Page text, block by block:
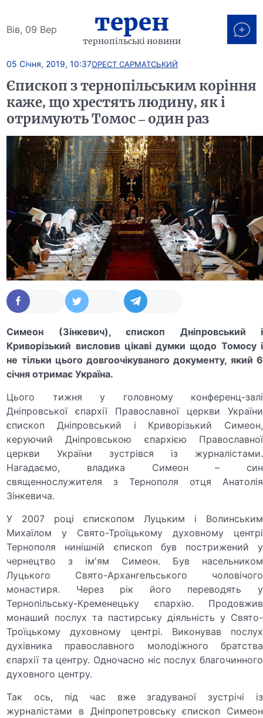
Вів, 09 Вер терен
тернопільські новини
05 Січня, 2019, 10:37ОРЕСТ САРМАТСЬКИЙ
Єпископ з тернопільським коріння
каже, що хрестять людину, як і
отримують Томос – один раз
Симеон (Зінкевич), єпископ Дніпровський і
Криворізький висловив цікаві думки щодо Томосу і
не тільки цього довгоочікуваного документу, який 6
січня отримає Україна.
Цього тижня у головному конференц-залі
Дніпровської єпархії Православної церкви України
єпископ Дніпровський і Криворізький Симеон,
керуючий Дніпровською єпархією Православної
церкви України зустрівся із журналістами.
Нагадаємо, владика Симеон – син
священнослужителя з Тернополя отця Анатолія
Зінкевича.
У 2007 році єпископом Луцьким і Волинським
Михаїлом у Свято-Троїцькому духовному центрі
Тернополя нинішній єпископ був пострижений у
чернецтво з ім'ям Симеон. Був насельником
Луцького Свято-Архангельського чоловічого
монастиря. Через рік його переводять у
Тернопільську-Кременецьку єпархію. Продовжив
монаший послух та пастирську діяльність у Свято-
Троїцькому духовному центрі. Виконував послух
духівника православного молодіжного братства
єпархії та центру. Одночасно ніс послух благочинного
духовного центру.
Так ось, під час вже згадуваної зустрічі із
журналістами в Дніпропетровську єпископ Симеон